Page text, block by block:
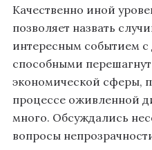
Качественно иной
позволяет назвать
интересным событием
способными
экономической сферы,
процессе оживленной
много. Обсуждались
вопросы